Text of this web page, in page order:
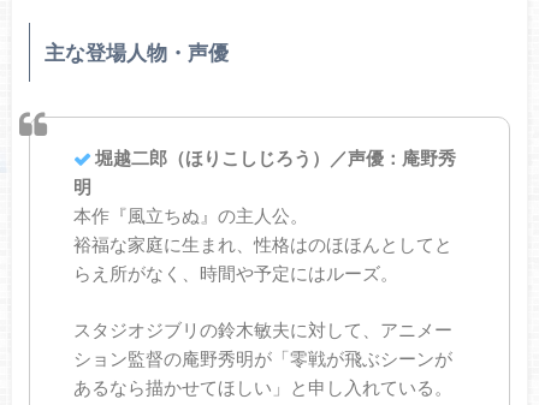
主な登場人物・声優
堀越二郎（ほりこしじろう）／声優：庵野秀
明
本作『風立ちぬ』の主人公。
裕福な家庭に生まれ、性格はのほほんとしてと
らえ所がなく、時間や予定にはルーズ。
スタジオジブリの鈴木敏夫に対して、アニメー
ション監督の庵野秀明が「零戦が飛ぶシーンが
あるなら描かせてほしい」と申し入れている。